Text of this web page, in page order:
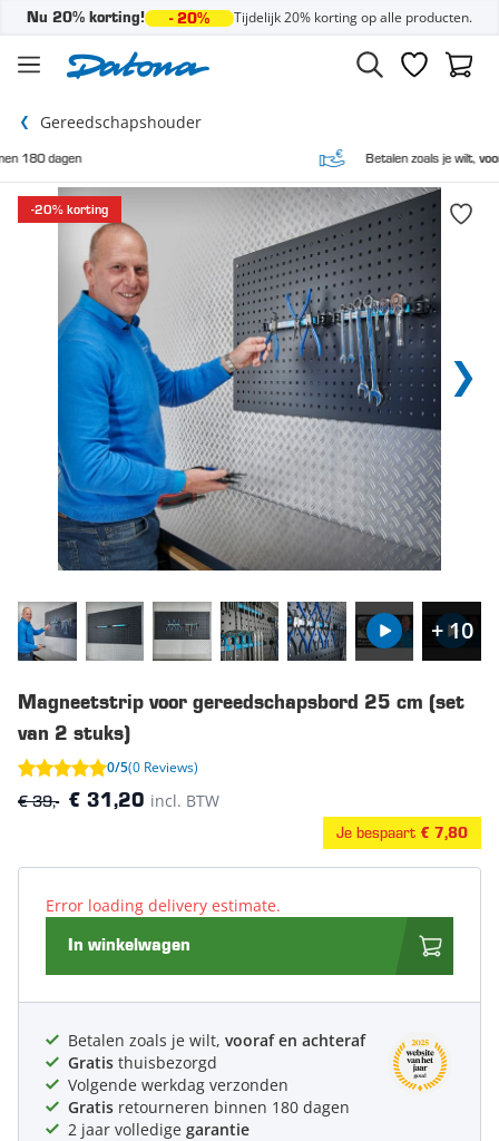
Nu 20% korting! - 20% Tijdelijk 20% korting op alle producten.
Verlanglijst
Gereedschapshouder
Betalen zoals je wilt, vooraf en achteraf
-20% korting
+ 10
Magneetstrip voor gereedschapsbord 25 cm (set
van 2 stuks)
0/5(0 Reviews)
€ 39,- € 31,20 incl. BTW
Je bespaart € 7,80
Error loading delivery estimate.
In winkelwagen
Betalen zoals je wilt, vooraf en achteraf
Gratis thuisbezorgd
Volgende werkdag verzonden
Gratis retourneren binnen 180 dagen
2 jaar volledige garantie